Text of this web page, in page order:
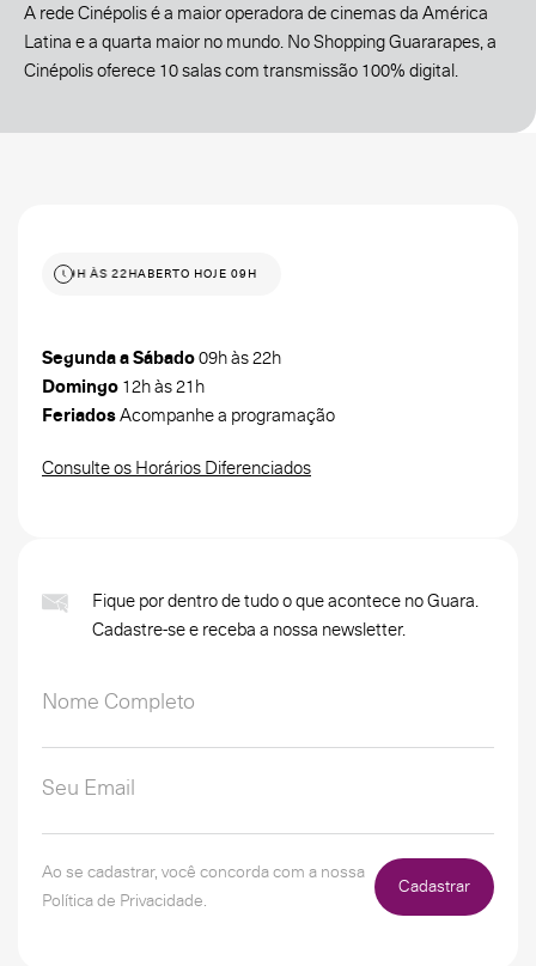
A rede Cinépolis é a maior operadora de cinemas da América
Latina e a quarta maior no mundo. No Shopping Guararapes, a
Cinépolis oferece 10 salas com transmissão 100% digital.
HOJE 09H ÀS 22HABERTO HOJE 09H ÀS 22H
Segunda a Sábado09h às 22h
Domingo 12h às 21h
FeriadosAcompanhe a programação
Consulte os Horários Diferenciados
Fique por dentro de tudo o que acontece no Guara.
Cadastre-se e receba a nossa newsletter.
Ao se cadastrar, você concorda com a nossa
Política de Privacidade.
Cadastrar